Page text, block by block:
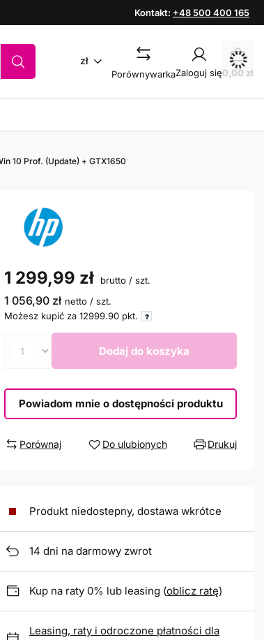
Kontakt: +48 500 400 165
zł
PorównywarkaZaloguj się0,00 zł
10 Prof. (Update) + GTX1650
1 299,99 zł brutto / szt.
1 056,90 zł netto / szt.
Możesz kupić za 12999.90 pkt.
Dodaj do koszyka
Powiadom mnie o dostępności produktu
Porównaj Do ulubionych Drukuj
Produkt niedostepny, dostawa wkrótce
14 dni na darmowy zwrot
Kup na raty 0% lub leasing (oblicz ratę)
Leasing, raty i odroczone płatności dla